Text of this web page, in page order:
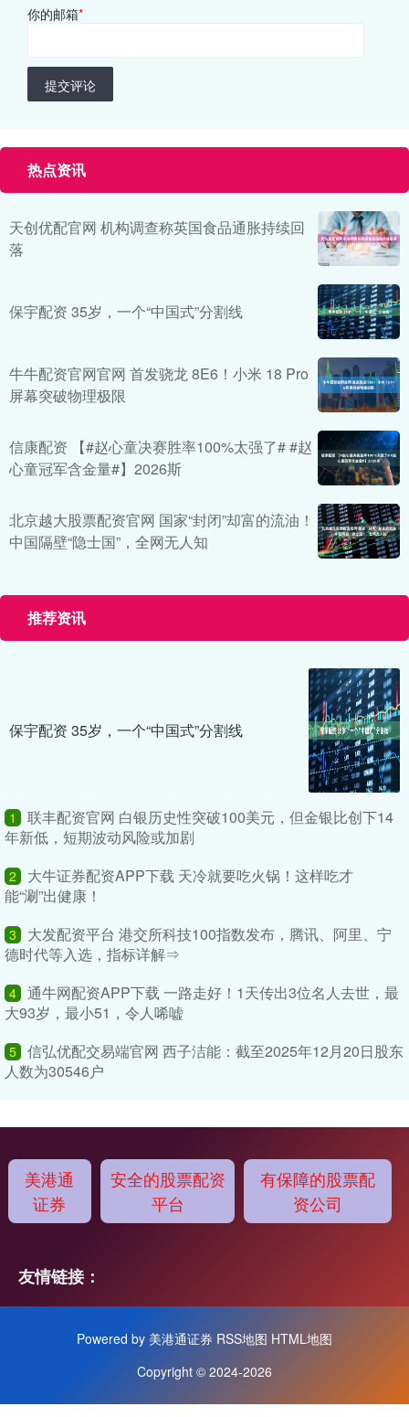
你的邮箱*
提交评论
热点资讯
天创优配官网 机构调查称英国食品通胀持续回
落
保宇配资 35岁，一个“中国式”分割线
牛牛配资官网官网 首发骁龙 8E6！小米 18 Pro
屏幕突破物理极限
信康配资 【#赵心童决赛胜率100%太强了# #赵
心童冠军含金量#】2026斯
北京越大股票配资官网 国家“封闭”却富的流油！
中国隔壁“隐士国”，全网无人知
推荐资讯
保宇配资 35岁，一个“中国式”分割线
1
联丰配资官网 白银历史性突破100美元，但金银比创下14
年新低，短期波动风险或加剧
2
大牛证券配资APP下载 天冷就要吃火锅！这样吃才
能“涮”出健康！
3
大发配资平台 港交所科技100指数发布，腾讯、阿里、宁
德时代等入选，指标详解⇒
4 通牛网配资APP下载 一路走好！1天传出3位名人去世，最
大93岁，最小51，令人唏嘘
5 信弘优配交易端官网 西子洁能：截至2025年12月20日股东
人数为30546户
美港通
证券
安全的股票配资
平台
有保障的股票配
资公司
友情链接：
Powered by 美港通证券 RSS地图 HTML地图
Copyright © 2024-2026